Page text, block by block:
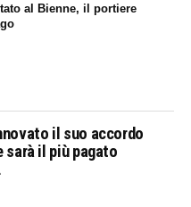
al Bienne, il portiere
il suo accordo
sarà il più pagato